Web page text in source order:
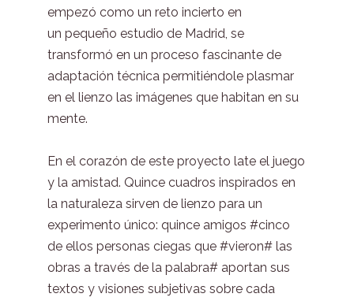
empezó como un reto incierto en
un pequeño estudio de Madrid, se
transformó en un proceso fascinante de
adaptación técnica permitiéndole plasmar
en el lienzo las imágenes que habitan en su
mente.
En el corazón de este proyecto late el juego
y la amistad. Quince cuadros inspirados en
la naturaleza sirven de lienzo para un
experimento único: quince amigos #cinco
de ellos personas ciegas que #vieron# las
obras a través de la palabra# aportan sus
textos y visiones subjetivas sobre cada